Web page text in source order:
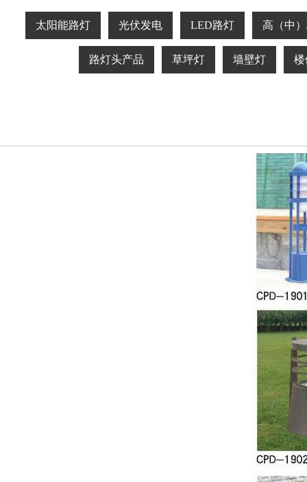
太阳能路灯 光伏发电 LED路灯 高（中
路灯头产品 草坪灯 墙壁灯 楼